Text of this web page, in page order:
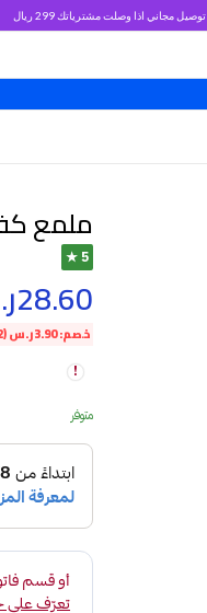
توصيل مجاني اذا وصلت مشترياتك 299 ريال
ملمع
5 ★
28.60
خصم:3.90ر.س(12%)
متوفر